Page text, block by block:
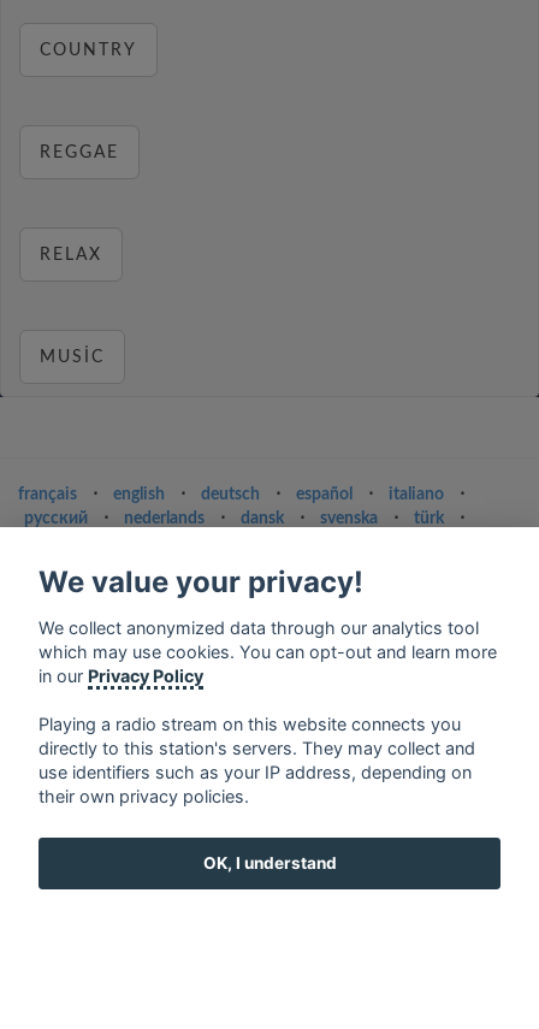
COUNTRY
REGGAE
RELAX
MUSIC
français ⋅ english ⋅ deutsch ⋅ español ⋅ italiano
⋅
русский
⋅ nederlands ⋅ dansk ⋅ svenska ⋅ türk
⋅
Contact us: contact@my-radios.com
Terms of service
Privacy Policy
We value your privacy!
We collect anonymized data through our analytics tool
which may use cookies. You can opt-out and learn more
in our Privacy Policy
Playing a radio stream on this website connects you
directly to this station's servers. They may collect and
use identifiers such as your IP address, depending on
their own privacy policies.
OK, I understand